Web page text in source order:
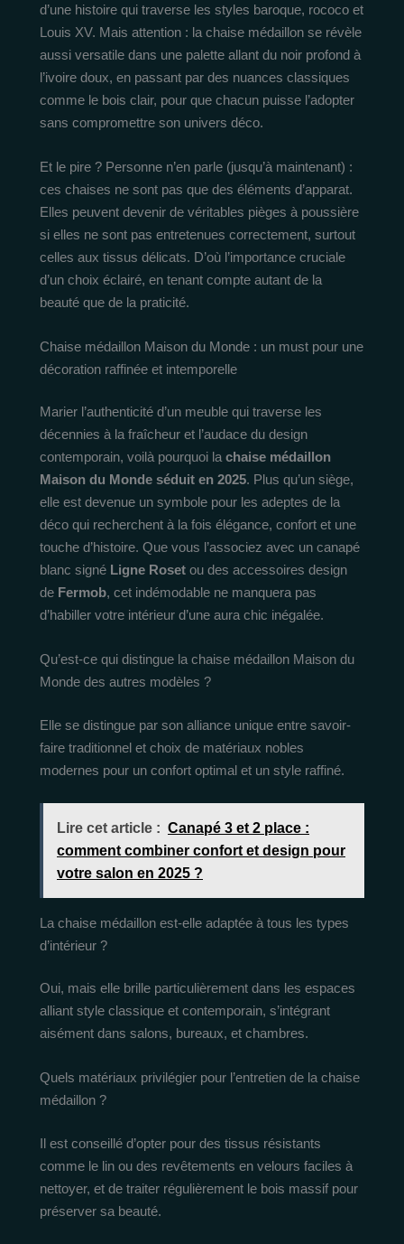
d’une histoire qui traverse les styles baroque, rococo et
Louis XV. Mais attention : la chaise médaillon se révèle
aussi versatile dans une palette allant du noir profond à
l’ivoire doux, en passant par des nuances classiques
comme le bois clair, pour que chacun puisse l’adopter
sans compromettre son univers déco.
Et le pire ? Personne n’en parle (jusqu’à maintenant) :
ces chaises ne sont pas que des éléments d’apparat.
Elles peuvent devenir de véritables pièges à poussière
si elles ne sont pas entretenues correctement, surtout
celles aux tissus délicats. D’où l’importance cruciale
d’un choix éclairé, en tenant compte autant de la
beauté que de la praticité.
Chaise médaillon Maison du Monde : un must pour une
décoration raffinée et intemporelle
Marier l’authenticité d’un meuble qui traverse les
décennies à la fraîcheur et l’audace du design
contemporain, voilà pourquoi lachaise médaillon
Maison du Monde séduit en 2025. Plus qu’un siège,
elle est devenue un symbole pour les adeptes de la
déco qui recherchent à la fois élégance, confort et une
touche d’histoire. Que vous l’associez avec un canapé
blanc signé Ligne Roset ou des accessoires design
de Fermob, cet indémodable ne manquera pas
d’habiller votre intérieur d’une aura chic inégalée.
Qu’est-ce qui distingue la chaise médaillon Maison du
Monde des autres modèles ?
Elle se distingue par son alliance unique entre savoir-
faire traditionnel et choix de matériaux nobles
modernes pour un confort optimal et un style raffiné.
Lire cet article : Canapé 3 et 2 place :
comment combiner confort et design pour
votre salon en 2025 ?
La chaise médaillon est-elle adaptée à tous les types
d’intérieur ?
Oui, mais elle brille particulièrement dans les espaces
alliant style classique et contemporain, s’intégrant
aisément dans salons, bureaux, et chambres.
Quels matériaux privilégier pour l’entretien de la chaise
médaillon ?
Il est conseillé d’opter pour des tissus résistants
comme le lin ou des revêtements en velours faciles à
nettoyer, et de traiter régulièrement le bois massif pour
préserver sa beauté.